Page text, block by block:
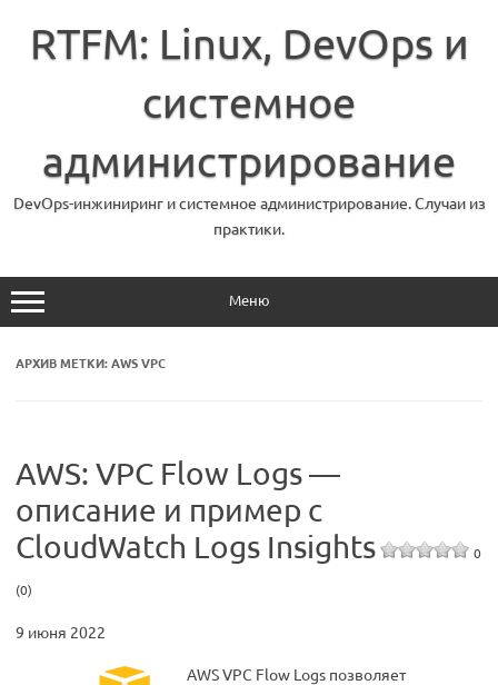
содержимому
RTFM: Linux, DevOps и
системное
администрирование
DevOps-инжиниринг и системное администрирование. Случаи из
практики.
Меню
АРХИВ МЕТКИ:AWS VPC
AWS: VPC Flow Logs —
описание и пример с
CloudWatch Logs Insights
0
(0)
9 июня 2022
AWS VPC Flow Logs позволяет